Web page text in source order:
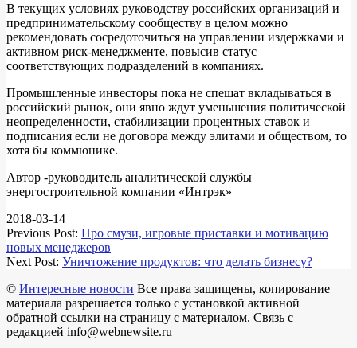
В текущих условиях руководству российских организаций и
предпринимательскому сообществу в целом можно
рекомендовать сосредоточиться на управлении издержками и
активном риск-менеджменте, повысив статус
соответствующих подразделений в компаниях.
Промышленные инвесторы пока не спешат вкладываться в
российский рынок, они явно ждут уменьшения политической
неопределенности, стабилизации процентных ставок и
подписания если не договора между элитами и обществом, то
хотя бы коммюнике.
Автор -руководитель аналитической службы
энергостроительной компании «Интрэк»
2018-03-14
Previous Post: Про смузи, игровые приставки и мотивацию
новых менеджеров
Next Post: Уничтожение продуктов: что делать бизнесу?
© Интересные новости Все права защищены, копирование
материала разрешается только с установкой активной
обратной ссылки на страницу с материалом. Связь с
редакцией info@webnewsite.ru